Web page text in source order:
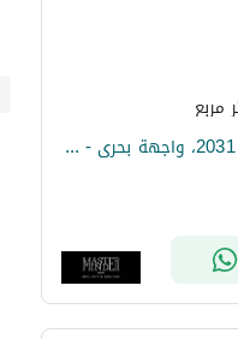
شقة فى زيد ويست للبيع باقساط حتى 2031، واجهة بحرى - متشطبة بالكامل